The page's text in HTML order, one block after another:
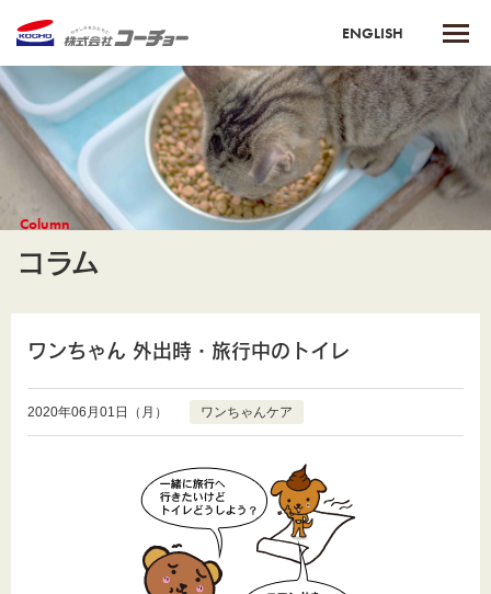
ENGLISH
Column
コラム
ワンちゃん 外出時・旅行中のトイレ
2020年06月01日（月） ワンちゃんケア